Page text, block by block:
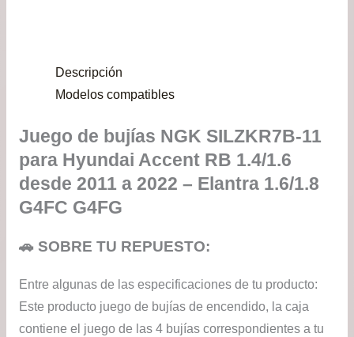
Descripción
Modelos compatibles
Juego de bujías NGK SILZKR7B-11
para Hyundai Accent RB 1.4/1.6
desde 2011 a 2022 – Elantra 1.6/1.8
G4FC G4FG
🚗 SOBRE TU REPUESTO:
Entre algunas de las especificaciones de tu producto:
Este producto juego de bujías de encendido, la caja
contiene el juego de las 4 bujías correspondientes a tu